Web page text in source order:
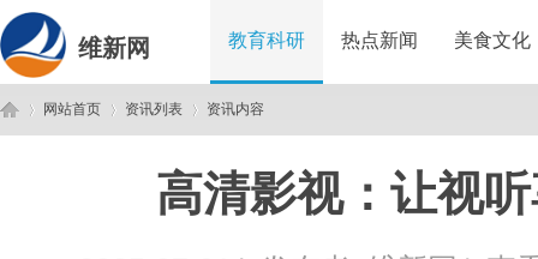
维新网 教育科研 热点新闻 美食文化
网站首页 资讯列表
›
资讯内容
高清影视：让视